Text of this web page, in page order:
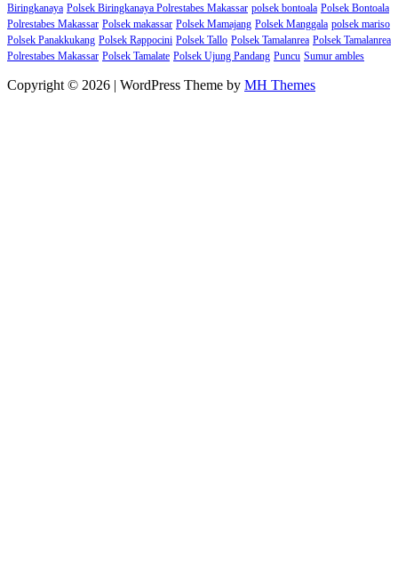
Biringkanaya Polsek Biringkanaya Polrestabes Makassar polsek bontoala Polsek Bontoala
Polrestabes Makassar Polsek makassar Polsek Mamajang Polsek Manggala polsek mariso
Polsek Panakkukang Polsek Rappocini Polsek Tallo Polsek Tamalanrea Polsek Tamalanrea
Polrestabes Makassar Polsek Tamalate Polsek Ujung Pandang Puncu Sumur ambles
Copyright © 2026 | WordPress Theme by MH Themes